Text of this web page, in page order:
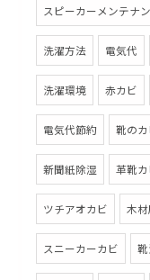
スピーカーメンテナ
洗濯方法 電気代
洗濯環境 赤カビ
電気代節約 靴のカ
新聞紙除湿 革靴カ
ツチアオカビ 木
スニーカーカビ